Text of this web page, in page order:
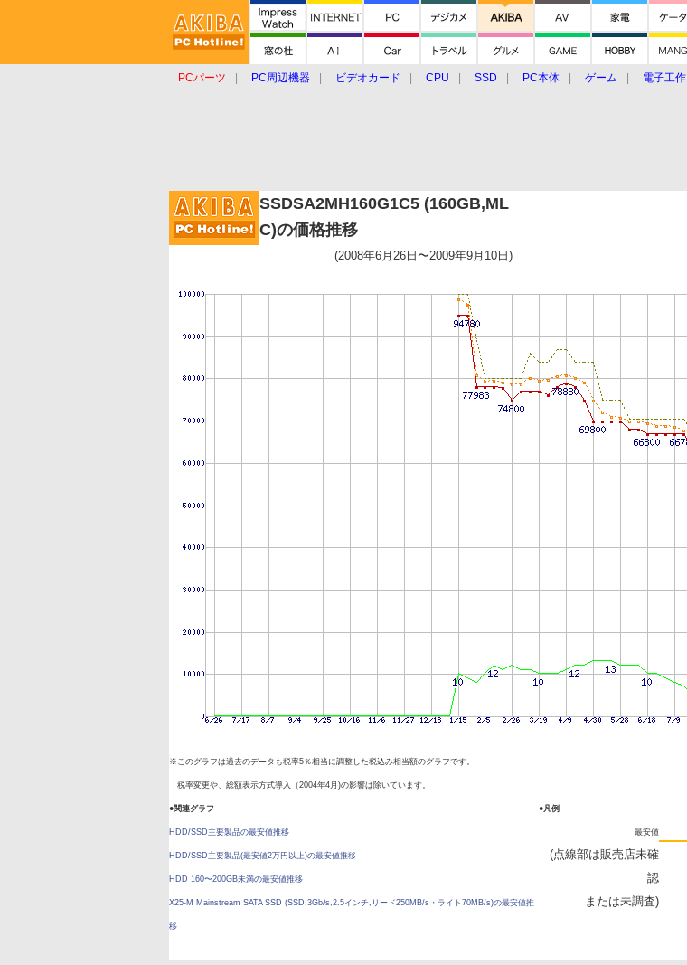
PCパーツ PC周辺機器 ビデオカード CPU SSD PC本体 ゲーム 電子工作
SSDSA2MH160G1C5 (160GB,ML
C)の価格推移
(2008年6月26日〜2009年9月10日)
※このグラフは過去のデータも税率5％相当に調整した税込み相当額のグラフです。
税率変更や、総額表示方式導入（2004年4月)の影響は除いています。
●関連グラフ
HDD/SSD主要製品の最安値推移
HDD/SSD主要製品(最安値2万円以上)の最安値推移
HDD 160〜200GB未満の最安値推移
X25-M Mainstream SATA SSD (SSD,3Gb/s,2.5インチ,リード250MB/s・ライト70MB/s)の最安値推
移
●凡例
最安値
(点線部は販売店未確
認
または未調査)